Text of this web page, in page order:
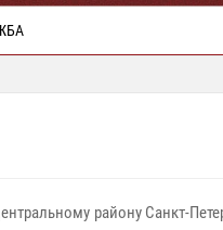
району Санкт-